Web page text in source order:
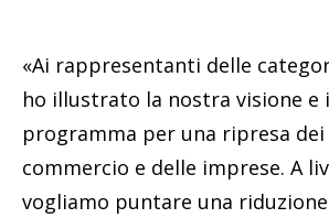
«Ai rappresentanti delle
ho illustrato la nostra visione e
programma per una ripresa
commercio e delle imprese. A
vogliamo puntare una